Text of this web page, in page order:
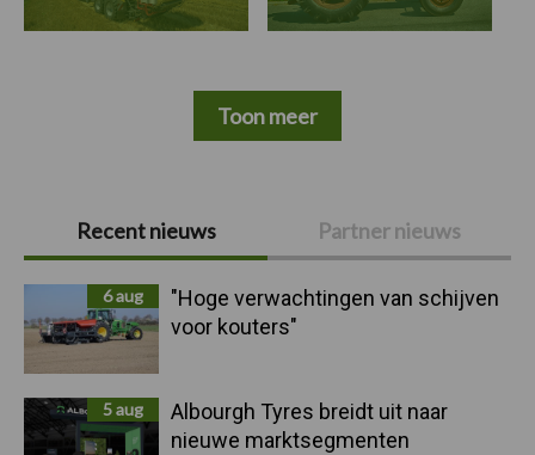
Primaire
Sidebar
Recent nieuws Partner nieuws
6 aug
"Hoge verwachtingen van schijven
voor kouters"
5 aug
Albourgh Tyres breidt uit naar
nieuwe marktsegmenten
Toon meer